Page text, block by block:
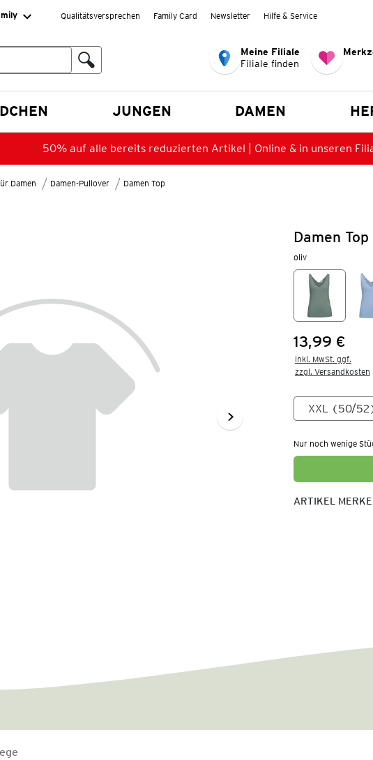
Qualitätsversprechen Family Card Newsletter Hilfe & Service
Meine Filiale
Filiale finden
JUNGEN DAMEN
50% auf alle bereits reduzierten Artikel | Online & in unseren
Damen Damen-Pullover Damen Top
Damen
oliv
Preis:
13,99 €
inkl. MwSt. ggf.
zzgl. Versandkosten
Nur noch wenige
ARTIKEL